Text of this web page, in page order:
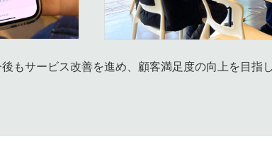
もサービス改善を進め、顧客満足度の向上を目指